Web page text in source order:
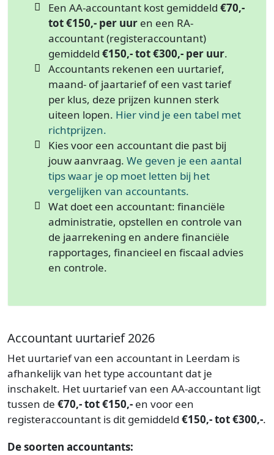
Een AA-accountant kost gemiddeld€70,-
tot €150,- per uur en een RA-
accountant (registeraccountant)
gemiddeld€150,- tot €300,- per uur.
Accountants rekenen een uurtarief,
maand- of jaartarief of een vast tarief
per klus, deze prijzen kunnen sterk
uiteen lopen. Hier vind je een tabel met
richtprijzen.
Kies voor een accountant die past bij
jouw aanvraag.We geven je een aantal
tips waar je op moet letten bij het
vergelijken van accountants.
Wat doet een accountant: financiële
administratie, opstellen en controle van
de jaarrekening en andere financiële
rapportages, financieel en fiscaal advies
en controle.
Accountant uurtarief 2026
Het uurtarief van een accountant in Leerdam is
afhankelijk van het type accountant dat je
inschakelt. Het uurtarief van een AA-accountant ligt
tussen de €70,- tot €150,- en voor een
registeraccountant is dit gemiddeld €150,- tot €300,-.
De soorten accountants: